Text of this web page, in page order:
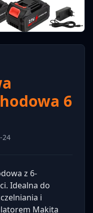
6
24
z 6-
Idealna do
i
Makita